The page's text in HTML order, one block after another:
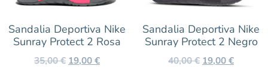
Sandalia Deportiva Nike
Sunray Protect 2 Rosa
35,00€ 19,00€
Sandalia Deportiva Nike
Sunray Protect 2 Negro
40,00€ 19,00€